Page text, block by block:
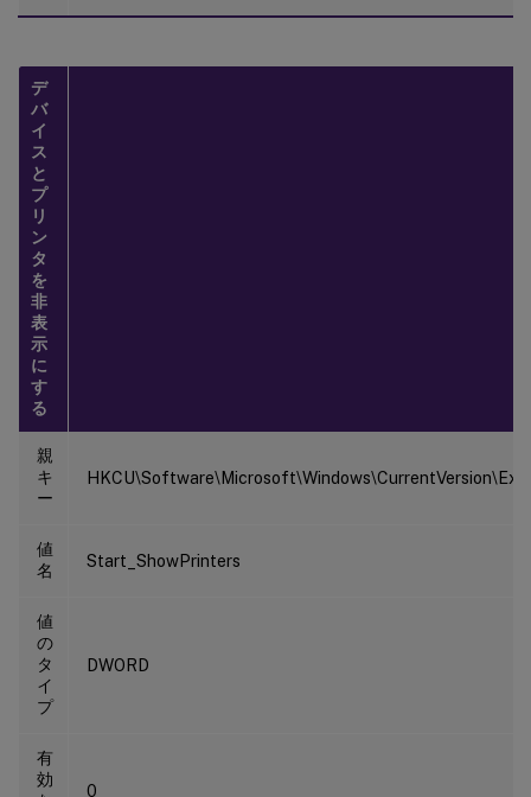
デ
バ
イ
ス
と
プ
リ
ン
タ
を
非
表
示
に
す
る
親
キ
ー
値
名
Start_ShowPrinters
値
の
タ
イ
プ
DWORD
有
効
0